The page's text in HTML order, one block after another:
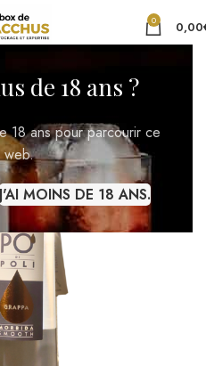
de 18 ans ?
18 ans pour parcourir ce
web.
J'AI MOINS DE 18 ANS.
0 0,00